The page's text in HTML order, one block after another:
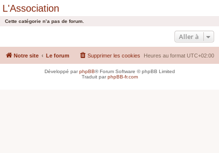
L'Association
Cette catégorie n’a pas de forum.
Aller à
Notre site Le forum Heures au format UTC+02:00
Supprimer les cookies
Développé parphpBB® Forum Software © phpBB Limited
Traduit parphpBB-fr.com